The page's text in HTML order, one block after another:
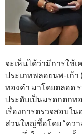
จะเห็นได้ว่ามีการใช้
ประเภทพลอยนพ-เก้
ทองคำ มาโดยตลอด
ประดับเป็นมรดกตกท
เรื่องการตรวจสอบใ
ส่วนใหญ่ซื้อโดย “คว